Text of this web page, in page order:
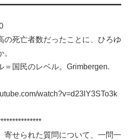
の死亡者数だったことに、ひろゆ
＝国民のレベル。Grimbergen.
watch?v=d23lY3STo3k
寄せられた質問について、一問一